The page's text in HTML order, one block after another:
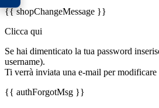
{{ shopChangeMessage }}
Clicca qui
Se hai dimenticato la tua password
username).
Ti verrà inviata una e-mail per modificare
{{ authForgotMsg }}